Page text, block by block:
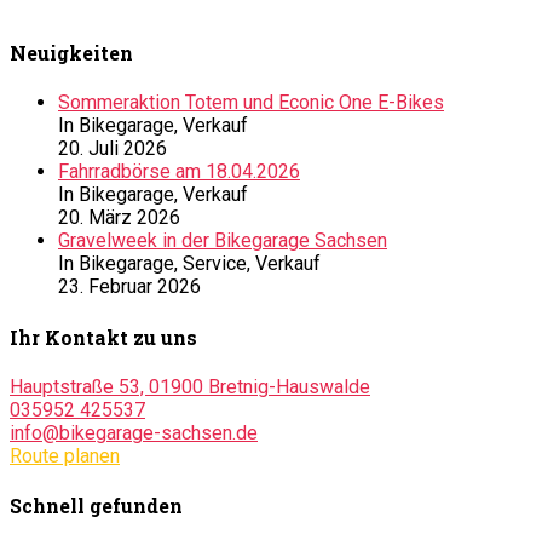
Neuigkeiten
Sommeraktion Totem und Econic One E-Bikes
In Bikegarage, Verkauf
20. Juli 2026
Fahrradbörse am 18.04.2026
In Bikegarage, Verkauf
20. März 2026
Gravelweek in der Bikegarage Sachsen
In Bikegarage, Service, Verkauf
23. Februar 2026
Ihr Kontakt zu uns
Hauptstraße 53, 01900 Bretnig-Hauswalde
035952 425537
info@bikegarage-sachsen.de
Route planen
Schnell gefunden